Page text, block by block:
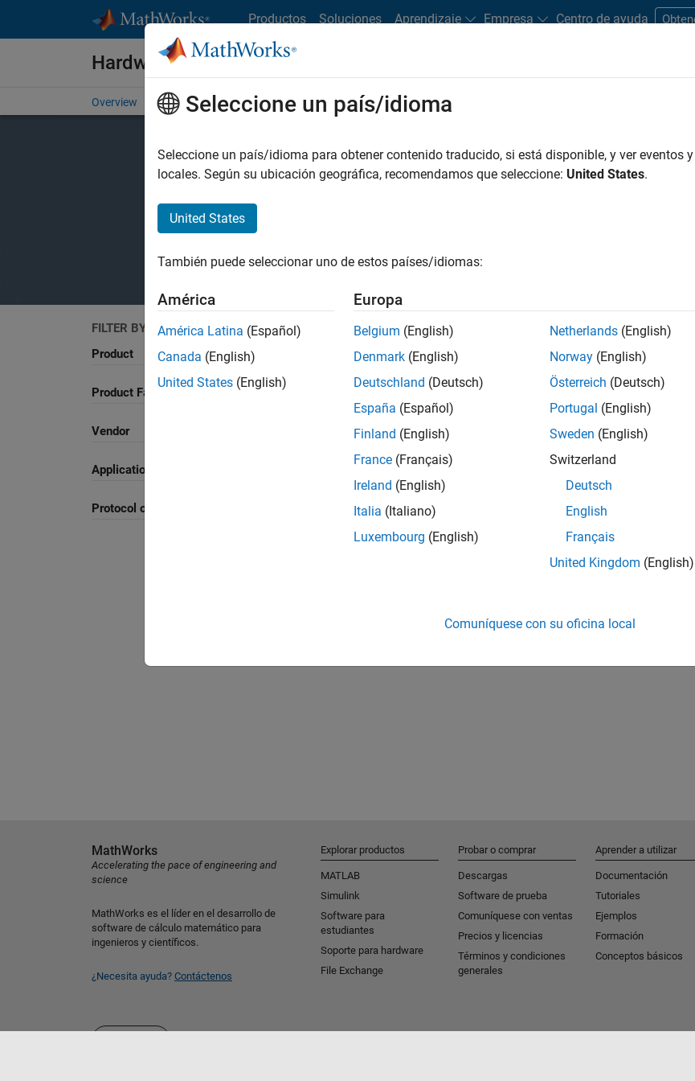
Productos Soluciones Aprendizaje Empresa Centro de ayuda
Hardware Support
Overview Search Hardware Support Request Hardware Support
Search Hardware Support
FILTER BY
Product
Product Family and Category
Vendor
Application
Protocol or Standard
Seleccione un país/idioma
Seleccione un país/idioma para obtener contenido traducido, si está disponible, y ver eventos
locales. Según su ubicación geográfica, recomendamos que seleccione: United States.
United States
También puede seleccionar uno de estos países/idiomas:
América
América Latina (Español)
Canada (English)
United States (English)
Europa
Belgium (English)
Denmark (English)
Deutschland (Deutsch)
España (Español)
Finland (English)
France (Français)
Ireland (English)
Italia (Italiano)
Luxembourg (English)
Netherlands (English)
Norway (English)
Österreich (Deutsch)
Portugal (English)
Sweden (English)
Switzerland
Deutsch
English
Français
United Kingdom (English)
Comuníquese con su oficina local
MathWorks
Accelerating the pace of engineering and
science
MathWorks es el líder en el desarrollo de
software de cálculo matemático para
ingenieros y científicos.
¿Necesita ayuda? Contáctenos
Explorar productos
MATLAB
Simulink
Software para
estudiantes
Soporte para hardware
File Exchange
Probar o comprar
Descargas
Software de prueba
Comuníquese con ventas
Precios y licencias
Términos y condiciones
generales
Aprender a utilizar
Documentación
Tutoriales
Ejemplos
Formación
Conceptos básicos